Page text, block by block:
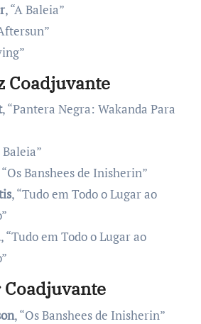
, “A Baleia”
Coadjuvante
, “Pantera Negra: Wakanda Para
Baleia”
Banshees de Inisherin”
, “Tudo em Todo o Lugar ao
, “Tudo em Todo o Lugar ao
, “Os Banshees de Inisherin”